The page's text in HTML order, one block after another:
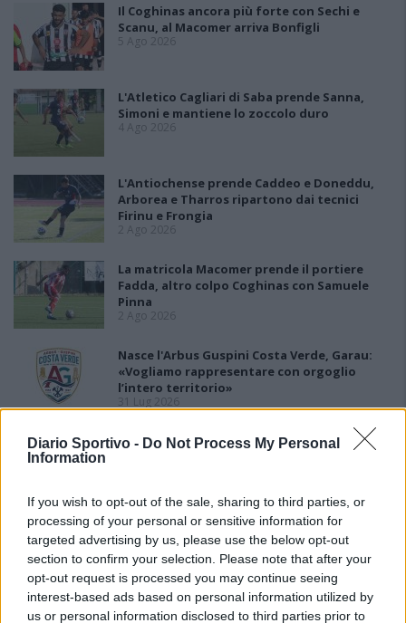
Diario Sportivo - Do Not Process My Personal
Information
If you wish to opt-out of the sale, sharing to third parties, or
processing of your personal or sensitive information for
targeted advertising by us, please use the below opt-out
section to confirm your selection. Please note that after your
opt-out request is processed you may continue seeing
interest-based ads based on personal information utilized by
us or personal information disclosed to third parties prior to
Il Coghinas ancora più forte con Sechi e
Scanu, al Macomer arriva Bonfigli
5 Ago 2026
L'Atletico Cagliari di Saba prende Sanna,
Simoni e mantiene lo zoccolo duro
4 Ago 2026
L'Antiochense prende Caddeo e Doneddu,
Arborea e Tharros ripartono dai tecnici
Firinu e Frongia
2 Ago 2026
La matricola Macomer prende il portiere
Fadda, altro colpo Coghinas con Samuele
Pinna
2 Ago 2026
Nasce l'Arbus Guspini Costa Verde, Garau:
«Vogliamo rappresentare con orgoglio
l’intero territorio»
31 Lug 2026
Il Sant'Elena si riprende il difensore Mancusi